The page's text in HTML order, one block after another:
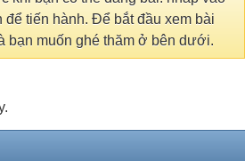
để tiến hành. Để bắt đầu xem bài
bạn muốn ghé thăm ở bên dưới.